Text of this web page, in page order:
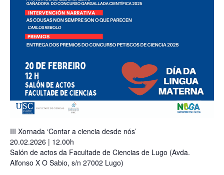
III Xornada ‘Contar a ciencia desde nós’
20.02.2026 | 12.00h
Salón de actos da Facultade de Ciencias de Lugo (Avda.
Alfonso X O Sabio, s/n 27002 Lugo)